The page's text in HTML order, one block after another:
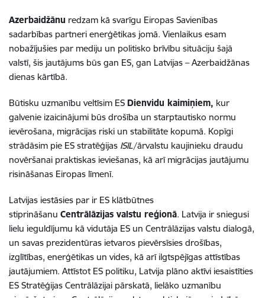
Azerbaidžānu redzam kā svarīgu Eiropas Savienības
sadarbības partneri enerģētikas jomā. Vienlaikus esam
nobažījušies par mediju un politisko brīvību situāciju šajā
valstī, šis jautājums būs gan ES, gan Latvijas – Azerbaidžānas
dienas kārtībā.
Būtisku uzmanību veltīsim ES Dienvidu kaimiņiem, kur
galvenie izaicinājumi būs drošība un starptautisko normu
ievērošana, migrācijas riski un stabilitāte kopumā. Kopīgi
strādāsim pie ES stratēģijas ISIL/ārvalstu kaujinieku draudu
novēršanai praktiskas ieviešanas, kā arī migrācijas jautājumu
risināšanas Eiropas līmenī.
Latvijas iestāsies par ir ES klātbūtnes
stiprināšanu Centrālāzijas valstu reģionā. Latvija ir sniegusi
lielu ieguldījumu kā vidutāja ES un Centrālāzijas valstu dialogā,
un savas prezidentūras ietvaros pievērsīsies drošības,
izglītības, enerģētikas un vides, kā arī ilgtspējīgas attīstības
jautājumiem. Attīstot ES politiku, Latvija plāno aktīvi iesaistīties
ES Stratēģijas Centrālāzijai pārskatā, lielāko uzmanību